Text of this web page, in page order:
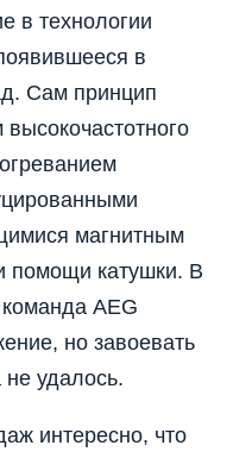
в технологии
в
Сам принцип
магнитным
помощи катушки. В
AEG
но завоевать
не удалось.
интересно, что